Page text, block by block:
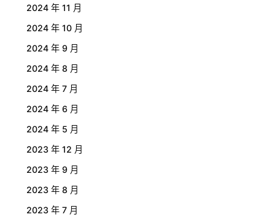
2024 年 11 月
2024 年 10 月
2024 年 9 月
2024 年 8 月
2024 年 7 月
2024 年 6 月
2024 年 5 月
2023 年 12 月
2023 年 9 月
2023 年 8 月
2023 年 7 月